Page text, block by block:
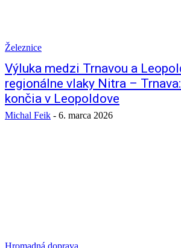
Železnice
Výluka medzi Trnavou a
regionálne vlaky Nitra –
končia v Leopoldove
Michal Feik - 6. marca 2026
Hromadná doprava